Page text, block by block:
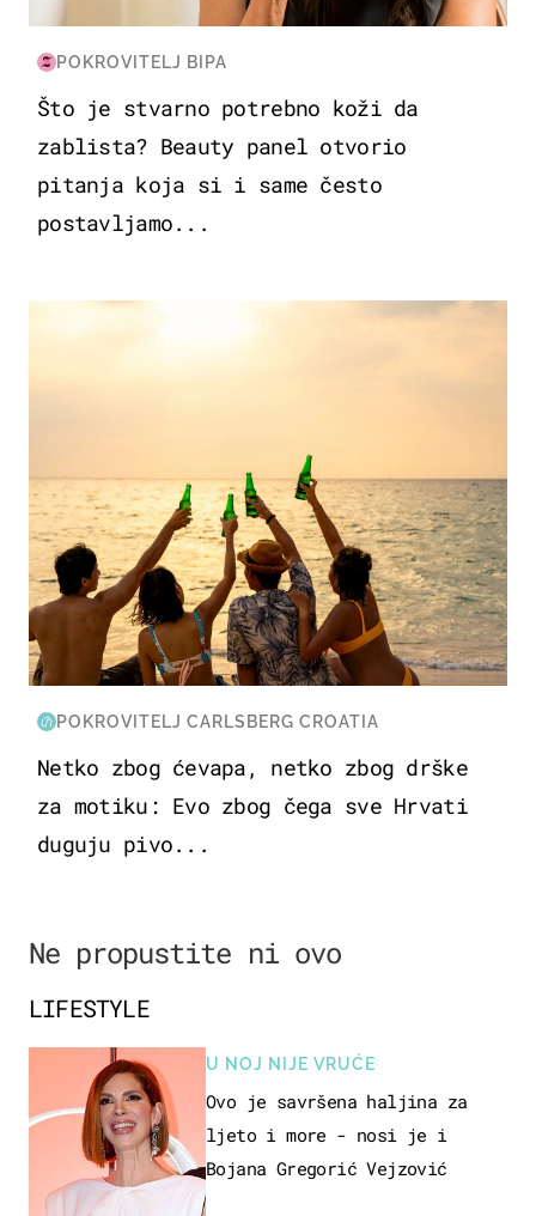
POKROVITELJ BIPA
Što je stvarno potrebno koži da
zablista? Beauty panel otvorio
pitanja koja si i same često
postavljamo...
POKROVITELJ CARLSBERG CROATIA
Netko zbog ćevapa, netko zbog drške
za motiku: Evo zbog čega sve Hrvati
duguju pivo...
Ne propustite ni ovo
LIFESTYLE
U NOJ NIJE VRUĆE
Ovo je savršena haljina za
ljeto i more - nosi je i
Bojana Gregorić Vejzović